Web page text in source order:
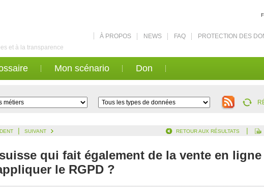
et à la transparence
À PROPOS NEWS FAQ PROTECTION DES
Mon scénario Don
| SUIVANT RETOUR AUX RÉSULTATS |
qui fait également de la vente en
le RGPD ?